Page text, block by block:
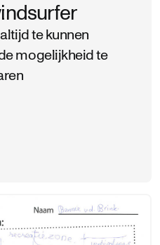
te kunnen
mogelijkheid te